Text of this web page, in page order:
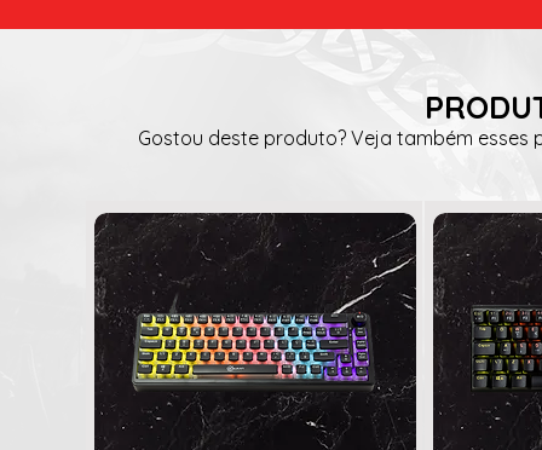
Gostou deste produto? Veja também